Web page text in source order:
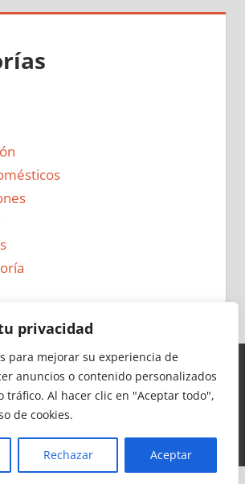
privacidad
para mejorar su experiencia de
anuncios o contenido personalizados
tráfico. Al hacer clic en "Aceptar todo",
de cookies.
Rechazar Aceptar
en 2026 - Todos los derechos
de Privacidad |Aviso Legal|Política
|Y más|Y más